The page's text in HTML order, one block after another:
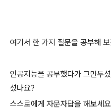
여기서 한 가지 질문을 공부해
인공지능을 공부했다가 그만두
셨나요?
스스로에게 자문자답을 해보세